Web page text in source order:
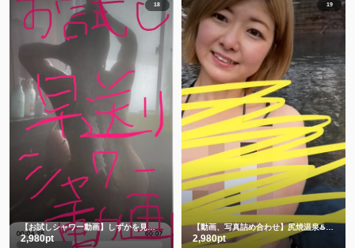
18
【お試しシャワー動画】しずかを見つけてくれてありがとう🫶
2,980pt
19
2,980pt